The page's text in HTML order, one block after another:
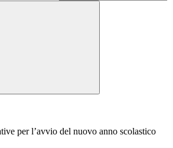
per l’avvio del nuovo anno scolastico